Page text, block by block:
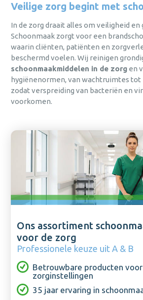
Veilige zorg begint met
In de zorg draait alles om veiligheid en
Schoonmaak zorgt voor een
waarin cliënten, patiënten en
beschermd voelen. Wij reinigen
schoonmaakmiddelen in de zorg en
hygiënenormen, van wachtruimtes tot
zodat verspreiding van bacteriën en
voorkomen.
Ons assortiment
voor de zorg
Professionele keuze uit A & B
Betrouwbare producten voor
zorginstellingen
35 jaar ervaring in
wachtwoord
vergeten?
nog geen
account?
registreer nu
persoonlijk
jouw behoeften?
0475 475
hallo@bena.nl
sluiten
Aanmelden
account?
persoonlijk
jouw behoeften?
0475 475
hallo@bena.nl
Persoonlijk advies afgestemd op
behoeften.
Snelle levering, vaak binnen
Duurzaam en milieubewust
centraal.
Jarenlange ervaring in
schoonmaakoplossingen.
Hulp nodig met het aanmaken van
0475 475 422 of mail
annuleren
Versturen
inloggegevens
alweer?
persoonlijk
jouw behoeften?
0475 475
hallo@bena.nl
sluiten